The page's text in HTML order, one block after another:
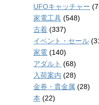
UFOキャッチャー
家電工具 (548)
古着 (337)
イベント・セール
家電 (140)
アダルト (68)
入荷案内 (28)
金券・貴金属 (28)
本 (22)